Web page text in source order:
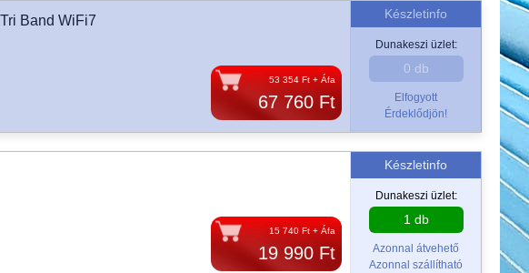
53 354 Ft + Áfa
67 760 Ft
Készletinfo
Dunakeszi üzlet:
0 db
Elfogyott
Érdeklődjön!
Band WiFi7
15 740 Ft + Áfa
19 990 Ft
Készletinfo
Dunakeszi üzlet:
1 db
Azonnal átvehető
Azonnal szállítható